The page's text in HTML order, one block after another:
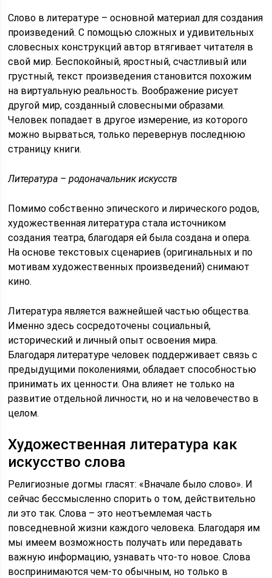
Слово в литературе – основной материал для создания
произведений. С помощью сложных и удивительных
словесных конструкций автор втягивает читателя в
свой мир. Беспокойный, яростный, счастливый или
грустный, текст произведения становится похожим
на виртуальную реальность. Воображение рисует
другой мир, созданный словесными образами.
Человек попадает в другое измерение, из которого
можно вырваться, только перевернув последнюю
страницу книги.
Литература – родоначальник искусств
Помимо собственно эпического и лирического родов,
художественная литература стала источником
создания театра, благодаря ей была создана и опера.
На основе текстовых сценариев (оригинальных и по
мотивам художественных произведений) снимают
кино.
Литература является важнейшей частью общества.
Именно здесь сосредоточены социальный,
исторический и личный опыт освоения мира.
Благодаря литературе человек поддерживает связь с
предыдущими поколениями, обладает способностью
принимать их ценности. Она влияет не только на
развитие отдельной личности, но и на человечество в
целом.
Художественная литература как
искусство слова
Религиозные догмы гласят: «Вначале было слово». И
сейчас бессмысленно спорить о том, действительно
ли это так. Слова – это неотъемлемая часть
повседневной жизни каждого человека. Благодаря им
мы имеем возможность получать или передавать
важную информацию, узнавать что-то новое. Слова
воспринимаются чем-то обычным, но только в